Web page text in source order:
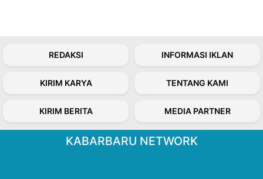
REDAKSI INFORMASI IKLAN
KIRIM KARYA TENTANG KAMI
KIRIM BERITA MEDIA PARTNER
KABARBARU NETWORK